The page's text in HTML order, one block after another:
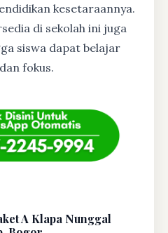
kesetaraannya.
di sekolah ini juga
siswa dapat belajar
fokus.
A Klapa Nunggal